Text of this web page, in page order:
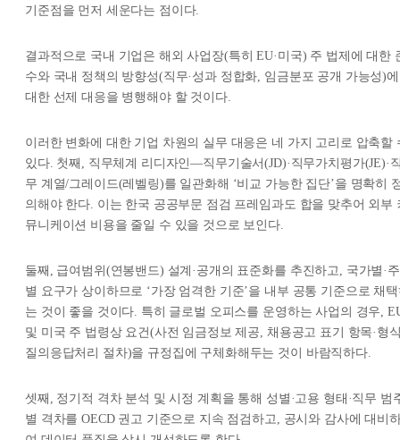
기준점을 먼저 세운다는 점이다.
결과적으로 국내 기업은 해외 사업장(특히 EU·미국) 주 법제에 대한
수와 국내 정책의 방향성(직무·성과 정합화, 임금분포 공개 가능성)에
대한 선제 대응을 병행해야 할 것이다.
이러한 변화에 대한 기업 차원의 실무 대응은 네 가지 고리로 압축할
있다. 첫째, 직무체계 리디자인—직무기술서(JD)·직무가치평가(JE)·
무 계열/그레이드(레벨링)를 일관화해 ‘비교 가능한 집단’을 명확히
의해야 한다. 이는 한국 공공부문 점검 프레임과도 합을 맞추어 외부
뮤니케이션 비용을 줄일 수 있을 것으로 보인다.
둘째, 급여범위(연봉밴드) 설계·공개의 표준화를 추진하고, 국가별·주
별 요구가 상이하므로 ‘가장 엄격한 기준’을 내부 공통 기준으로 채
는 것이 좋을 것이다. 특히 글로벌 오피스를 운영하는 사업의 경우,
및 미국 주 법령상 요건(사전 임금정보 제공, 채용공고 표기 항목·형
질의응답처리 절차)을 규정집에 구체화해두는 것이 바람직하다.
셋째, 정기적 격차 분석 및 시정 계획을 통해 성별·고용 형태·직무 범
별 격차를 OECD 권고 기준으로 지속 점검하고, 공시와 감사에 대비